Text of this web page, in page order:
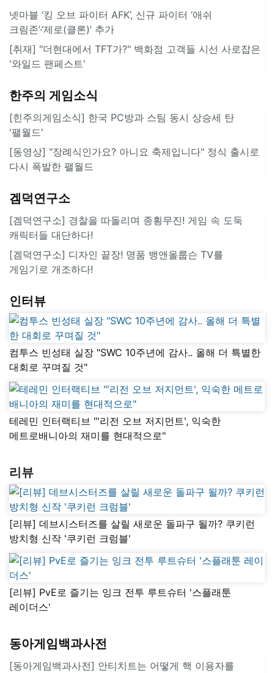
넷마블 ‘킹 오브 파이터 AFK’, 신규 파이터 ‘애쉬
크림존’·‘제로(클론)’ 추가
[취재] "더현대에서 TFT가?" 백화점 고객들 시선 사로잡은
'와일드 팬페스트'
한주의 게임소식
[힌주의게임소식] 한국 PC방과 스팀 동시 상승세 탄
'팰월드'
[동영상] "장례식인가요? 아니요 축제입니다" 정식 출시로
다시 폭발한 팰월드
겜덕연구소
[겜덕연구소] 경찰을 따돌리며 종횡무진! 게임 속 도둑
캐릭터들 대단하다!
[겜덕연구소] 디자인 끝장! 명품 뱅앤올룹슨 TV를
게임기로 개조하다!
인터뷰
컴투스 빈성태 실장 "SWC 10주년에 감사.. 올해 더 특별한
대회로 꾸며질 것"
테레민 인터랙티브 "'리전 오브 저지먼트', 익숙한
메트로배니아의 재미를 현대적으로"
리뷰
[리뷰] 데브시스터즈를 살릴 새로운 돌파구 될까? 쿠키런
방치형 신작 '쿠키런 크럼블'
[리뷰] PvE로 즐기는 잉크 전투 루트슈터 '스플래툰
레이더스'
동아게임백과사전
[동아게임백과사전] 안티치트는 어떻게 핵 이용자를